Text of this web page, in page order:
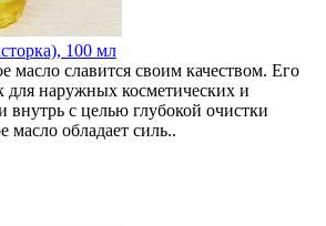
100 мл
масло славится своим качеством. Его
наружных косметических и
внутрь с целью глубокой очистки
масло обладает силь..